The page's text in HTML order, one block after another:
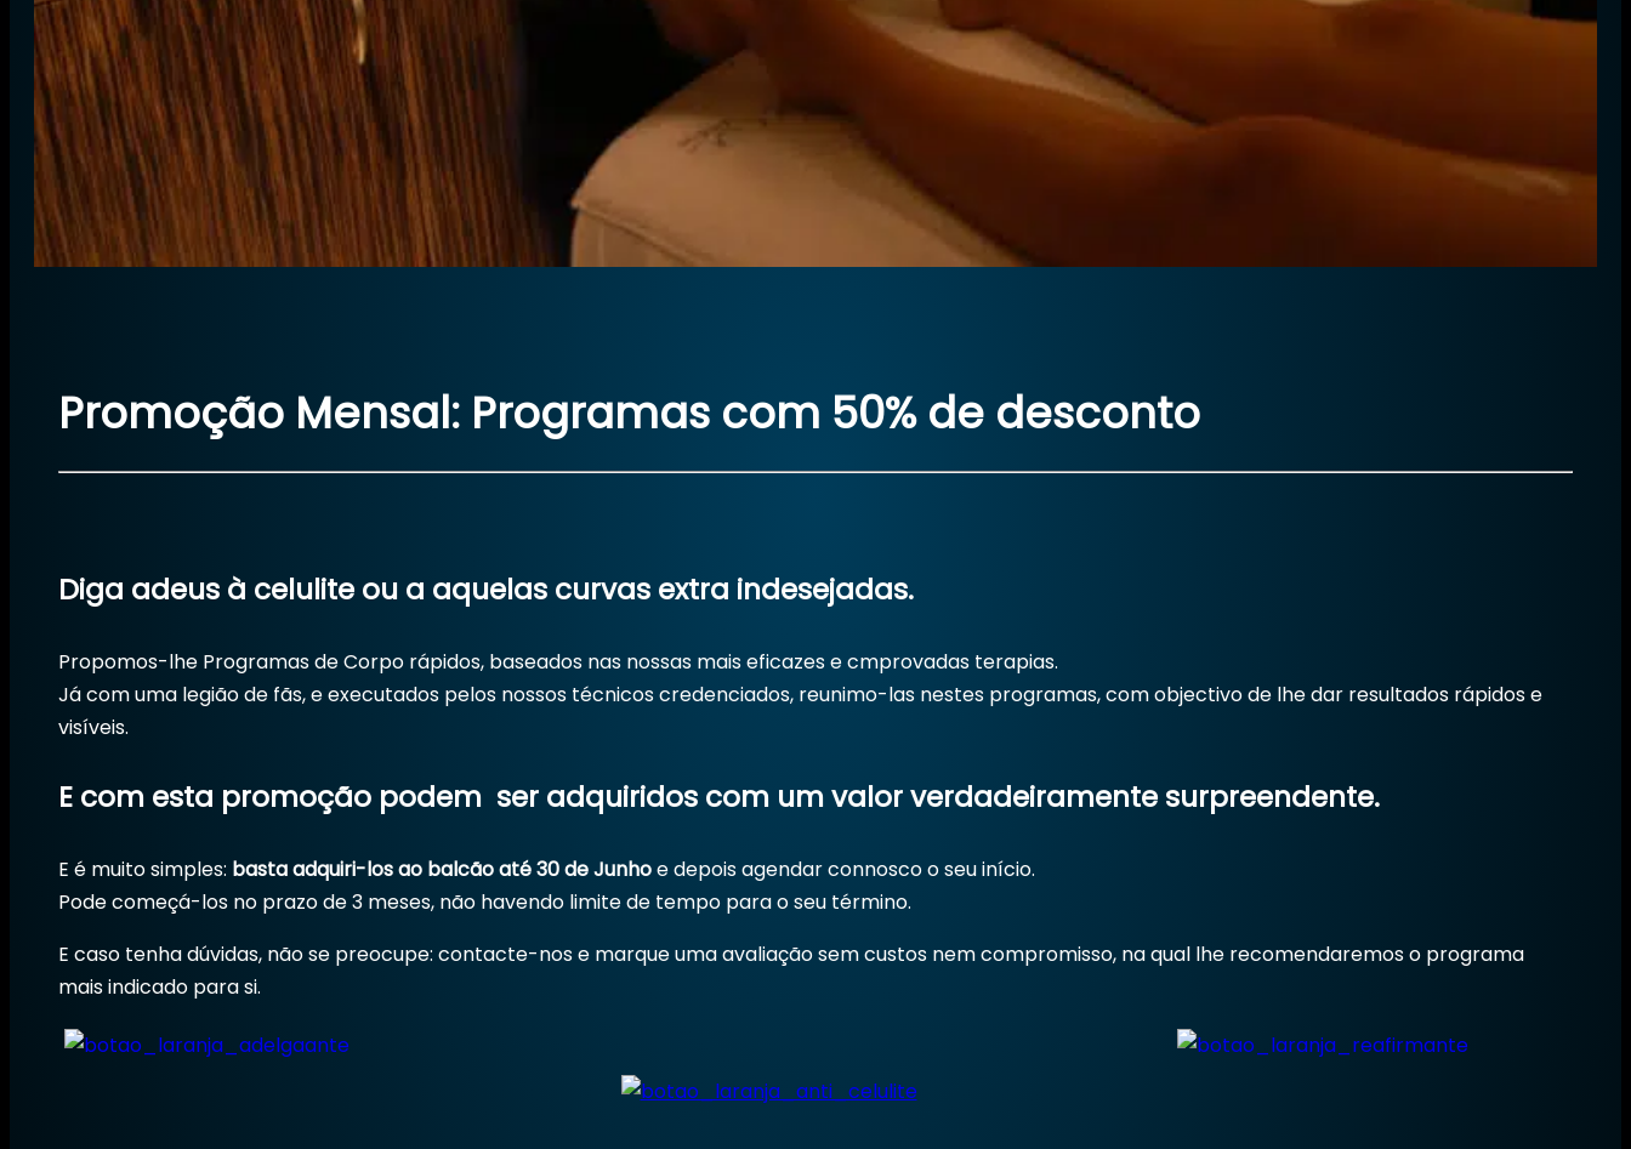
Promoção Mensal: Programas com 50% de desconto
Diga adeus à celulite ou a aquelas curvas extra indesejadas.
Propomos-lhe Programas de Corpo rápidos, baseados nas nossas mais eficazes e cmprovadas terapias.
Já com uma legião de fãs, e executados pelos nossos técnicos credenciados, reunimo-las nestes programas, com objectivo de lhe dar resultados rápidos e
visíveis.
E com esta promoção podem ser adquiridos com um valor verdadeiramente surpreendente.
E é muito simples: basta adquiri-los ao balcão até 30 de Junhoe depois agendar connosco o seu início.
Pode começá-los no prazo de 3 meses, não havendo limite de tempo para o seu término.
E caso tenha dúvidas, não se preocupe: contacte-nos e marque uma avaliação sem custos nem compromisso, na qual lhe recomendaremos o programa
mais indicado para si.